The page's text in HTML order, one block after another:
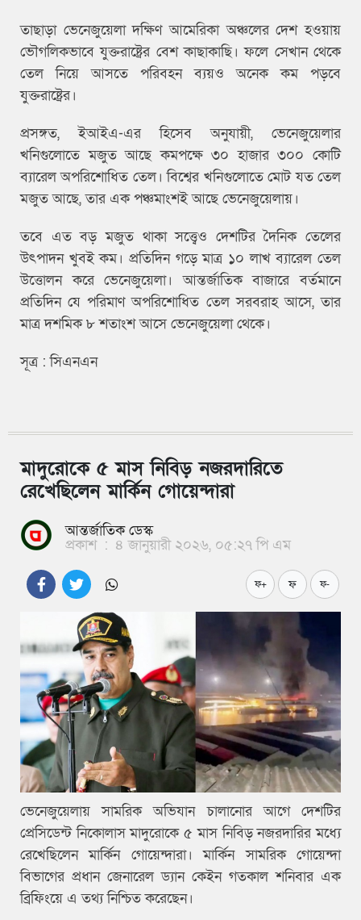
তাছাড়া ভেনেজুয়েলা দক্ষিণ আমেরিকা অঞ্চলের দেশ হওয়ায়
ভৌগলিকভাবে যুক্তরাষ্ট্রের বেশ কাছাকাছি। ফলে সেখান থেকে
তেল নিয়ে আসতে পরিবহন ব্যয়ও অনেক কম পড়বে
যুক্তরাষ্ট্রের।
প্রসঙ্গত, ইআইএ-এর হিসেব অনুযায়ী, ভেনেজুয়েলার
খনিগুলোতে মজুত আছে কমপক্ষে ৩০ হাজার ৩০০ কোটি
ব্যারেল অপরিশোধিত তেল। বিশ্বের খনিগুলোতে মোট যত তেল
মজুত আছে, তার এক পঞ্চমাংশই আছে ভেনেজুয়েলায়।
তবে এত বড় মজুত থাকা সত্ত্বেও দেশটির দৈনিক তেলের
উৎপাদন খুবই কম। প্রতিদিন গড়ে মাত্র ১০ লাখ ব্যারেল তেল
উত্তোলন করে ভেনেজুয়েলা। আন্তর্জাতিক বাজারে বর্তমানে
প্রতিদিন যে পরিমাণ অপরিশোধিত তেল সরবরাহ আসে, তার
মাত্র দশমিক ৮ শতাংশ আসে ভেনেজুয়েলা থেকে।
সূত্র : সিএনএন
মাদুরোকে ৫ মাস নিবিড় নজরদারিতে
রেখেছিলেন মার্কিন গোয়েন্দারা
আন্তর্জাতিক ডেস্ক
প্রকাশ : ৪ জানুয়ারী ২০২৬, ০৫:২৭ পি এম
ফ+ ফ ফ-
ভেনেজুয়েলায় সামরিক অভিযান চালানোর আগে দেশটির
প্রেসিডেন্ট নিকোলাস মাদুরোকে ৫ মাস নিবিড় নজরদারির মধ্যে
রেখেছিলেন মার্কিন গোয়েন্দারা। মার্কিন সামরিক গোয়েন্দা
বিভাগের প্রধান জেনারেল ড্যান কেইন গতকাল শনিবার এক
ব্রিফিংয়ে এ তথ্য নিশ্চিত করেছেন।